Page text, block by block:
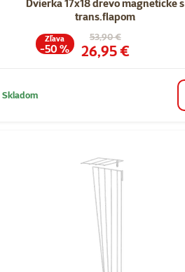
Dvierka 17x18 drevo magneticke s
trans.flapom
Pôvodná cena
53,90 €
Cena
26,95 €
Zľava
-50 %
Skladom